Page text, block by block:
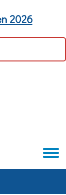
2026
Toggle